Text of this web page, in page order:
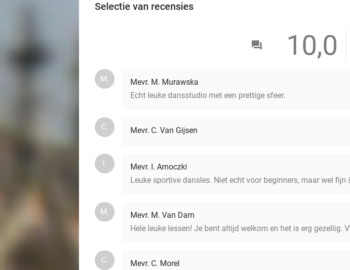
Selectie van recensies
10,0
M.
Mevr. M. Murawska
Echt leuke dansstudio met een prettige sfeer.
C. Mevr. C. Van Gijsen
I.
Mevr. I. Arnoczki
Leuke sportive dansles. Niet echt voor beginners, maar wel fijn
M.
Mevr. M. Van Dam
Hele leuke lessen! Je bent altijd welkom en het is erg gezellig.
C.
Mevr. C. Morel